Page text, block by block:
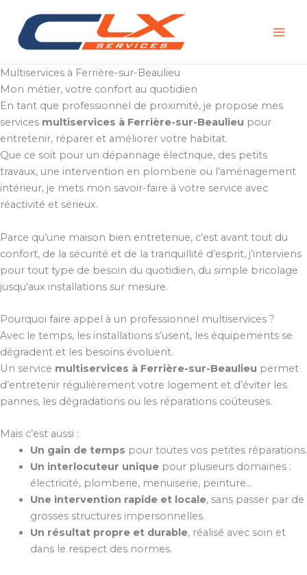
contenu
Multiservices à Ferrière-sur-Beaulieu
Mon métier, votre confort au quotidien
En tant que professionnel de proximité, je propose mes
services multiservices à Ferrière-sur-Beaulieu pour
entretenir, réparer et améliorer votre habitat.
Que ce soit pour un dépannage électrique, des petits
travaux, une intervention en plomberie ou l’aménagement
intérieur, je mets mon savoir-faire à votre service avec
réactivité et sérieux.
Parce qu’une maison bien entretenue, c’est avant tout du
confort, de la sécurité et de la tranquillité d’esprit, j’interviens
pour tout type de besoin du quotidien, du simple bricolage
jusqu’aux installations sur mesure.
Pourquoi faire appel à un professionnel multiservices ?
Avec le temps, les installations s’usent, les équipements se
dégradent et les besoins évoluent.
Un service multiservices à Ferrière-sur-Beaulieu permet
d’entretenir régulièrement votre logement et d’éviter les
pannes, les dégradations ou les réparations coûteuses.
Mais c’est aussi :
Un gain de temps pour toutes vos petites réparations.
Un interlocuteur uniquepour plusieurs domaines :
électricité, plomberie, menuiserie, peinture…
Une intervention rapide et locale, sans passer par de
grosses structures impersonnelles.
Un résultat propre et durable, réalisé avec soin et
dans le respect des normes.